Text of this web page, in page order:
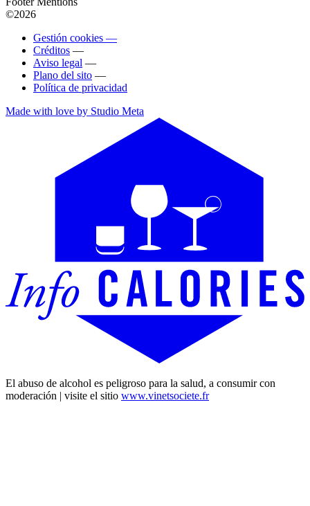
©2026
Gestión cookies —
Créditos —
Aviso legal —
Plano del sito —
Política de privacidad
Made with love by Studio Meta
El abuso de alcohol es peligroso para la salud, a consumir con
moderación | visite el sitio www.vinetsociete.fr